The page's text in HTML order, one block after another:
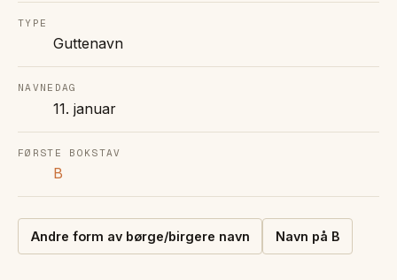
TYPE
Guttenavn
NAVNEDAG
11. januar
FØRSTE BOKSTAV
B
Andre form av børge/birgere navn Navn på B